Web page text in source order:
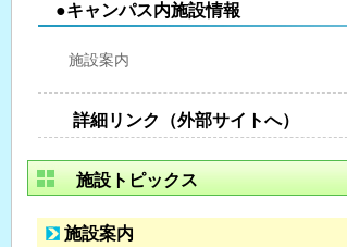
●キャンパス内施設情報
施設案内
詳細リンク（外部サイトへ）
施設トピックス
施設案内